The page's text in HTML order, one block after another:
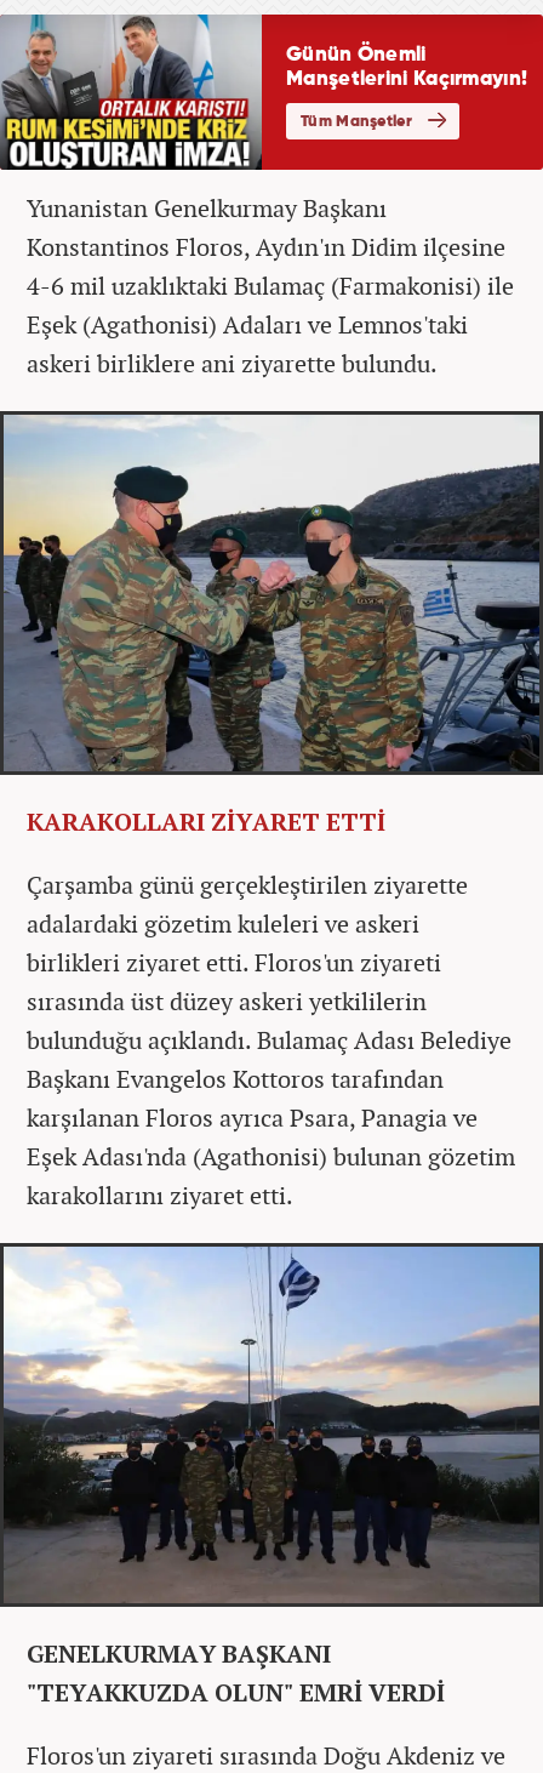
Yunanistan Genelkurmay Başkanı
Konstantinos Floros, Aydın'ın Didim ilçesine
4-6 mil uzaklıktaki Bulamaç (Farmakonisi) ile
Eşek (Agathonisi) Adaları ve Lemnos'taki
askeri birliklere ani ziyarette bulundu.
KARAKOLLARI ZİYARET ETTİ
Çarşamba günü gerçekleştirilen ziyarette
adalardaki gözetim kuleleri ve askeri
birlikleri ziyaret etti. Floros'un ziyareti
sırasında üst düzey askeri yetkililerin
bulunduğu açıklandı. Bulamaç Adası Belediye
Başkanı Evangelos Kottoros tarafından
karşılanan Floros ayrıca Psara, Panagia ve
Eşek Adası'nda (Agathonisi) bulunan gözetim
karakollarını ziyaret etti.
GENELKURMAY BAŞKANI
"TEYAKKUZDA OLUN" EMRİ VERDİ
Floros'un ziyareti sırasında Doğu Akdeniz ve